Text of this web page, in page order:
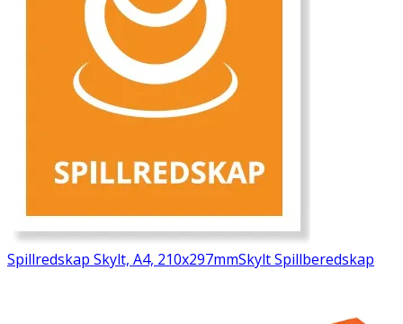
Spillredskap Skylt, A4, 210x297mmSkylt Spillberedskap